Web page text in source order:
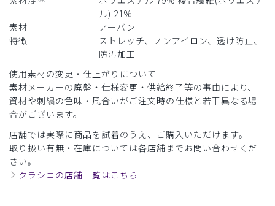
ル) 21%
素材
アーバン
特徴
ストレッチ、ノンアイロン、透け防止、
防汚加工
使用素材の変更・仕上がりについて
素材メーカーの廃盤・仕様変更・供給終了等の事由により、
資材や刺繍の色味・風合いがご注文時の仕様と若干異なる場
合がございます。
店舗では実際に商品を試着のうえ、ご購入いただけます。
取り扱い有無・在庫については各店舗までお問い合わせくだ
さい。
クラシコの店舗一覧はこちら